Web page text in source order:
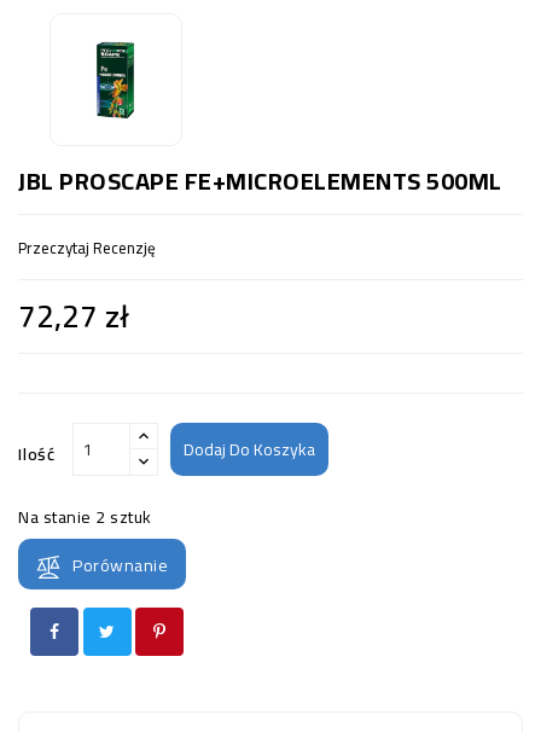
JBL PROSCAPE FE+MICROELEMENTS 500ML
Przeczytaj Recenzję
72,27 zł
Ilość Dodaj Do Koszyka
Na stanie 2 sztuk
Porównanie